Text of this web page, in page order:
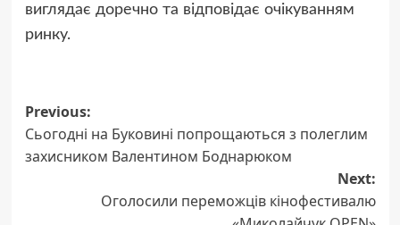
виглядає доречно та відповідає очікуванням
ринку.
Post
navigation
Previous:
Сьогодні на Буковині попрощаються з полеглим
захисником Валентином Боднарюком
Next:
Оголосили переможців кінофестивалю